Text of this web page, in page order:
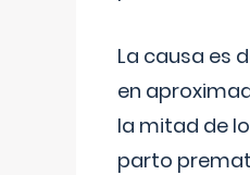
La causa es
en
la mitad de
parto